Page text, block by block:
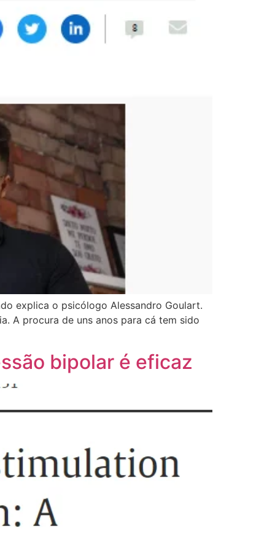
explica o psicólogo Alessandro Goulart.
A procura de uns anos para cá tem sido
bipolar é eficaz